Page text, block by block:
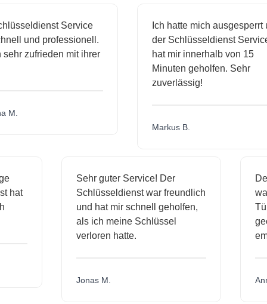
Service
und professionell.
zufrieden mit ihrer
Ich hatte mich ausgesperrt und
der Schlüsseldienst Service
hat mir innerhalb von 15
Minuten geholfen. Sehr
zuverlässig!
Markus B.
hat
Sehr guter Service! Der
Schlüsseldienst war freundlich
und hat mir schnell geholfen,
als ich meine Schlüssel
verloren hatte.
Jonas M.